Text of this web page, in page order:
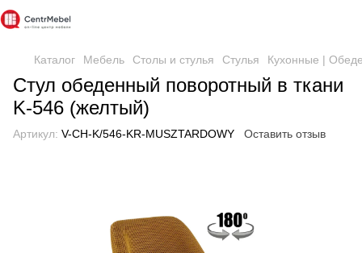
Каталог Мебель Столы и стулья Стулья Кухонные |
Стул обеденный поворотный в ткани
K-546 (желтый)
Артикул: V-CH-K/546-KR-MUSZTARDOWY Оставить отзыв